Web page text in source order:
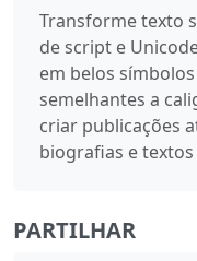
Transforme texto
de script e
em belos
semelhantes a
criar publicações
biografias e
PARTILHAR